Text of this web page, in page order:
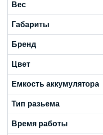
Вес
Габариты
Бренд
Цвет
Емкость аккумулятора
Тип разьема
Время работы